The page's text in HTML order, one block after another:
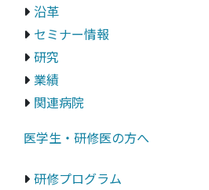
沿革
セミナー情報
研究
業績
関連病院
医学生・研修医の方へ
研修プログラム